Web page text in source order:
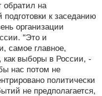
обратил на
подготовки к заседанию
организации
"Это и
самое главное,
выборы в России, -
нас потом не
политически
не предполагается,